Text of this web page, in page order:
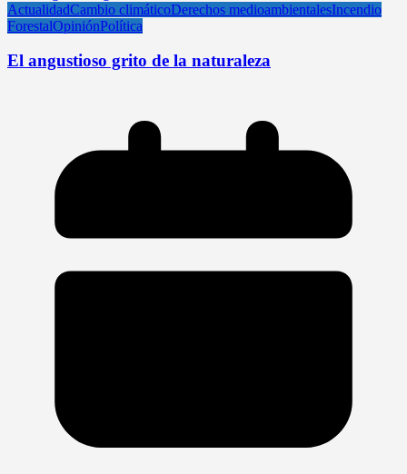
ActualidadCambio climáticoDerechos medioambientalesIncendio
ForestalOpiniónPolítica
El angustioso grito de la naturaleza